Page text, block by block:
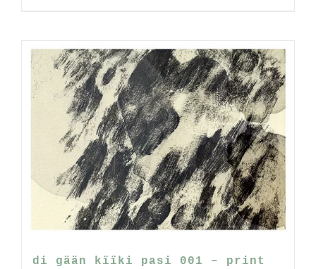
di gään kïïki pasi 001 – print